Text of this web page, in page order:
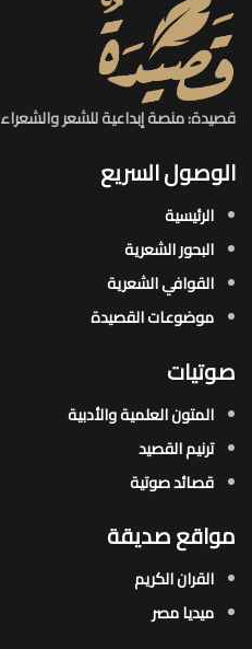
قصيدة: منصة إبداعية للشعر والشعراء
الوصول السريع
الرئيسية
البحور الشعرية​
القوافي الشعرية​
موضوعات القصيدة​
صوتيات
المتون العلمية والأدبية
ترنيم القصيد
قصائد صوتية
مواقع صديقة
القران الكريم
ميديا مصر